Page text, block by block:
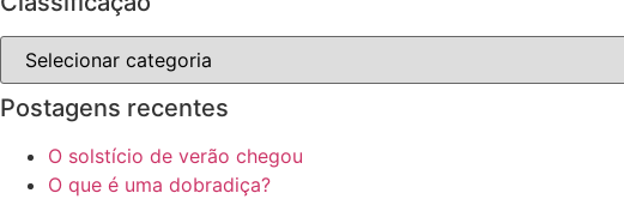
Postagens recentes
O solstício de verão chegou
O que é uma dobradiça?